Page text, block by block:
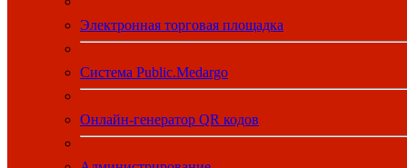
Электронная торговая площадка
Система Public.Medargo
Онлайн-генератор QR кодов